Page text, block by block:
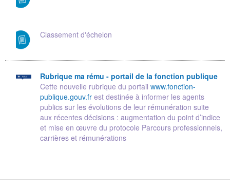
Classement d'échelon
Rubrique ma rému - portail de la fonction publique
Cette nouvelle rubrique du portail www.fonction-
publique.gouv.frest destinée à informer les agents
publics sur les évolutions de leur rémunération suite
aux récentes décisions : augmentation du point d’indice
et mise en œuvre du protocole Parcours professionnels,
carrières et rémunérations